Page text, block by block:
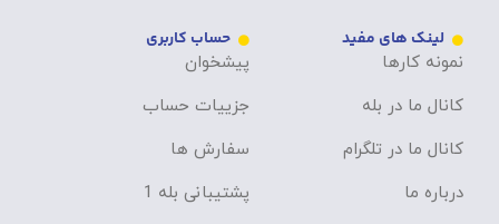
لینک های مفید
نمونه کارها
کانال ما در بله
کانال ما در تلگرام
درباره ما
حساب کاربری
پیشخوان
جزییات حساب
سفارش ها
پشتیبانی بله 1